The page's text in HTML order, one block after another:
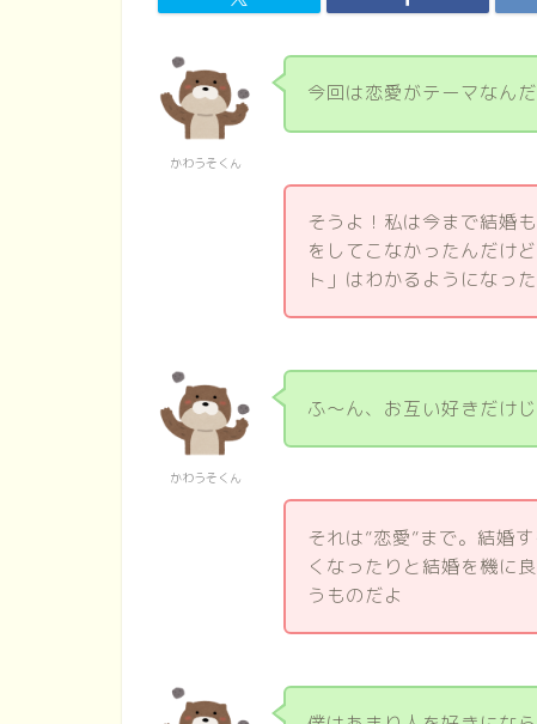
かわうそくん
今回は恋愛がテーマなん
そうよ！私は今まで結婚
をしてこなかったんだけ
ト」はわかるようになった
かわうそくん
ふ～ん、お互い好きだけ
それは”恋愛”まで。結婚
くなったりと結婚を機に
うものだよ